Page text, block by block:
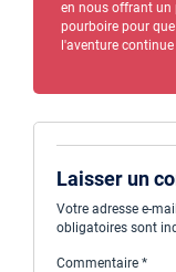
en nous offrant un
pourboire pour que
l'aventure continue
Laisser un
Votre adresse e-
obligatoires sont
Commentaire *